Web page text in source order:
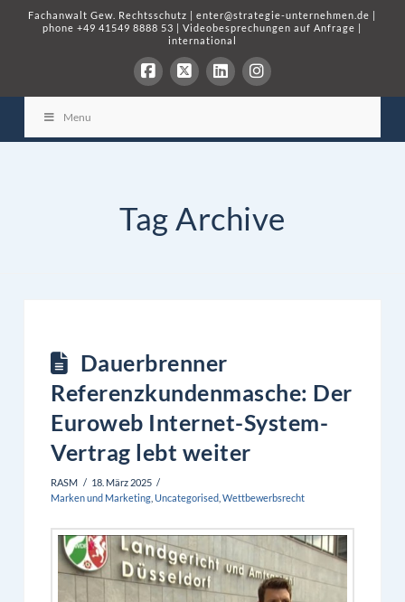
Fachanwalt Gew. Rechtsschutz |enter@strategie-unternehmen.de |
phone+49 41549 8888 53 |Videobesprechungen auf Anfrage |
international
Menu
Tag Archive
Dauerbrenner
Referenzkundenmasche: Der
Euroweb Internet-System-
Vertrag lebt weiter
RASM
18. März 2025
Marken und Marketing ,Uncategorised ,Wettbewerbsrecht